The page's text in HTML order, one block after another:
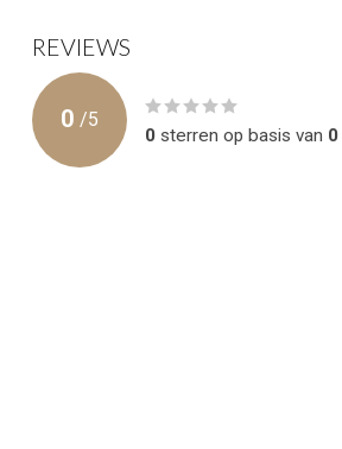
REVIEWS
0 /5
0 sterren op basis van 0